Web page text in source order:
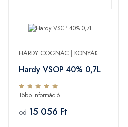
HARDY COGNAC | KONYAK
Hardy VSOP 40% 0,7L
Több információ
od 15 056 Ft